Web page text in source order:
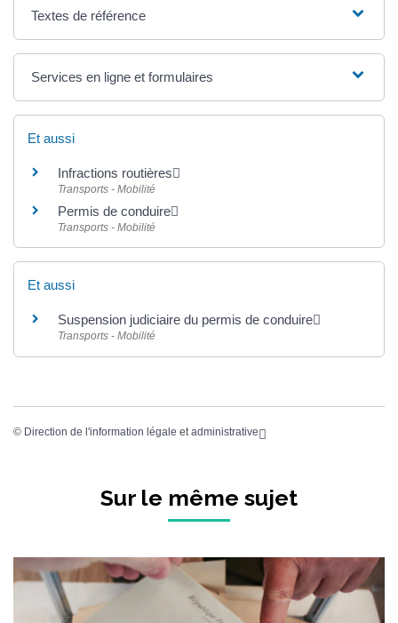
Textes de référence
Services en ligne et formulaires
Et aussi
Infractions routières
Transports - Mobilité
Permis de conduire
Transports - Mobilité
Et aussi
Suspension judiciaire du permis de conduire
Transports - Mobilité
© Direction de l'information légale et administrative
Sur le même sujet